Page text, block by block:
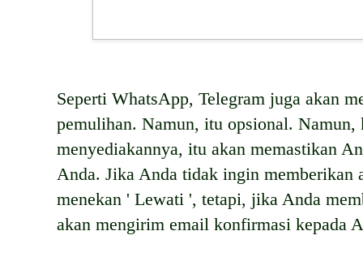
Seperti WhatsApp, Telegram juga akan
pemulihan. Namun, itu opsional.
menyediakannya, itu akan memastikan
Anda. Jika Anda tidak ingin memberikan
menekan ' Lewati ', tetapi, jika Anda
akan mengirim email konfirmasi kepada